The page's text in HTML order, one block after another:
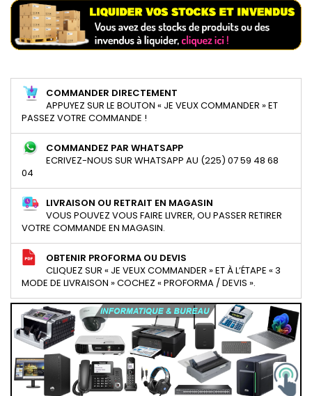
COMMANDER DIRECTEMENT
APPUYEZ SUR LE BOUTON « JE VEUX COMMANDER » ET
PASSEZ VOTRE COMMANDE !
COMMANDEZ PAR WHATSAPP
ECRIVEZ-NOUS SUR WHATSAPP AU (225) 07 59 48 68
04
LIVRAISON OU RETRAIT EN MAGASIN
VOUS POUVEZ VOUS FAIRE LIVRER, OU PASSER RETIRER
VOTRE COMMANDE EN MAGASIN.
OBTENIR PROFORMA OU DEVIS
CLIQUEZ SUR « JE VEUX COMMANDER » ET À L’ÉTAPE « 3
MODE DE LIVRAISON » COCHEZ « PROFORMA / DEVIS ».